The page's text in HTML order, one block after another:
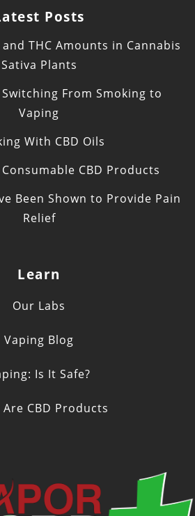
Posts
THC Amounts in Cannabis
Sativa Plants
From Smoking to
Vaping
With CBD Oils
CBD Products
Been Shown to Provide Pain
Relief
Learn
Our Labs
Vaping Blog
Is It Safe?
CBD Products